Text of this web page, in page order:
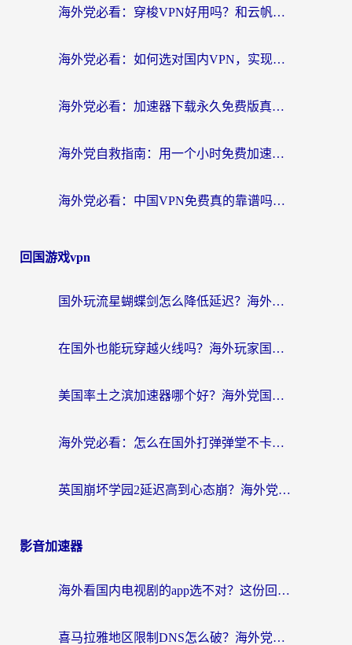
海外党必看：穿梭VPN好用吗？和云帆VPN对比哪个回国效果更好？附真实测评+避坑指南
海外党必看：如何选对国内VPN，实现无缝访问国内资源？
海外党必看：加速器下载永久免费版真的存在吗？教你无缝访问国内资源的正确姿势
海外党自救指南：用一个小时免费加速器，轻松打破国内资源访问壁垒？
海外党必看：中国VPN免费真的靠谱吗？手把手教你选对回国加速器
回国游戏vpn
国外玩流星蝴蝶剑怎么降低延迟？海外党必看的加速秘籍（含欧洲鸣潮&彩虹岛优化攻略）
在国外也能玩穿越火线吗？海外玩家国服游戏畅玩终极指南
美国率土之滨加速器哪个好？海外党国服游戏畅玩终极指南（附多游戏解决方案）
海外党必看：怎么在国外打弹弹堂不卡？番茄加速器亲测指南
英国崩坏学园2延迟高到心态崩？海外党国服游戏加速终极指南
影音加速器
海外看国内电视剧的app选不对？这份回国加速器避坑指南帮你流畅追剧
喜马拉雅地区限制DNS怎么破？海外党听国内音乐听书的终极解决方案